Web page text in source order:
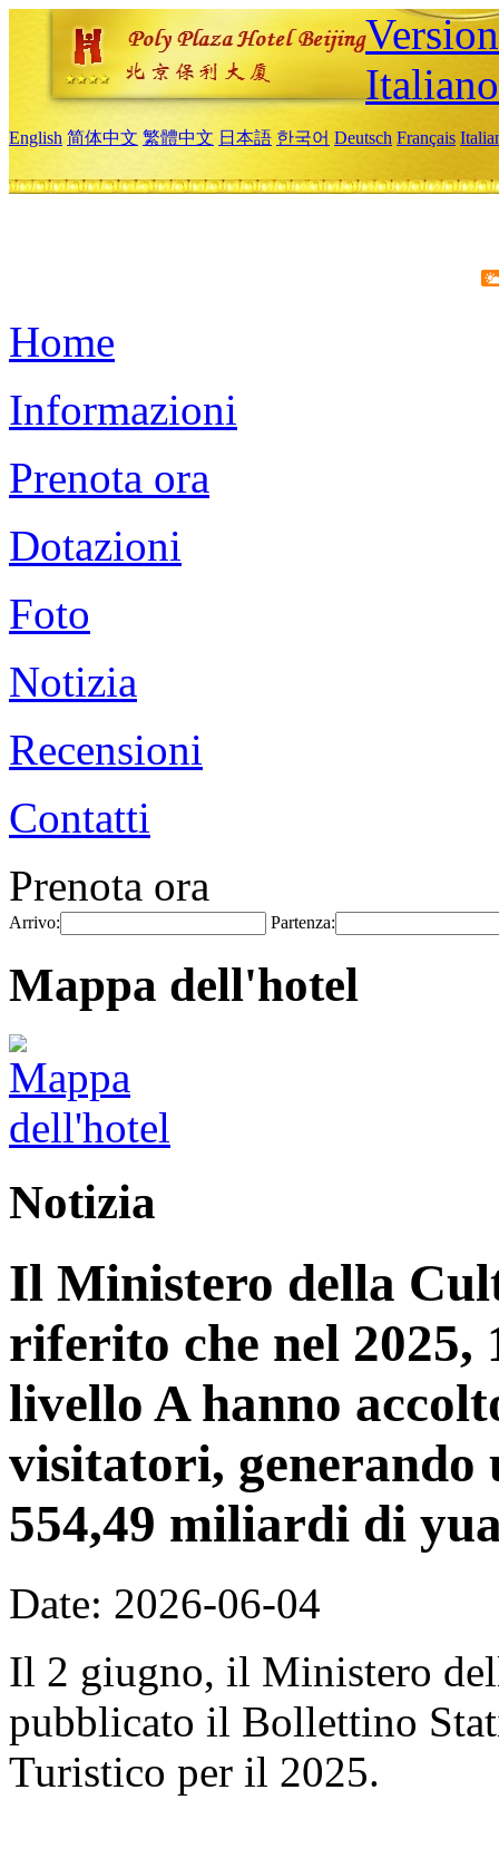
Italiano
English 简体中文 繁體中文 日本語 한국어 Deutsch Français
Home
Informazioni
Prenota ora
Dotazioni
Foto
Notizia
Recensioni
Contatti
Prenota ora
Arrivo: Partenza:
Mappa dell'hotel
Notizia
Il Ministero della
riferito che nel
livello A hanno
visitatori,
554,49 miliardi di
Date: 2026-06-04
Il 2 giugno, il Ministero
pubblicato il Bollettino
Turistico per il 2025.